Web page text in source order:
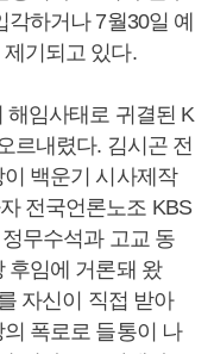
하거나 7월30일 예
기되고 있다.
해임사태로 귀결된 K
르내렸다. 김시곤 전
백운기 시사제작
전국언론노조 KBS
무수석과 고교 동
후임에 거론돼 왔
자신이 직접 받아
폭로로 들통이 나